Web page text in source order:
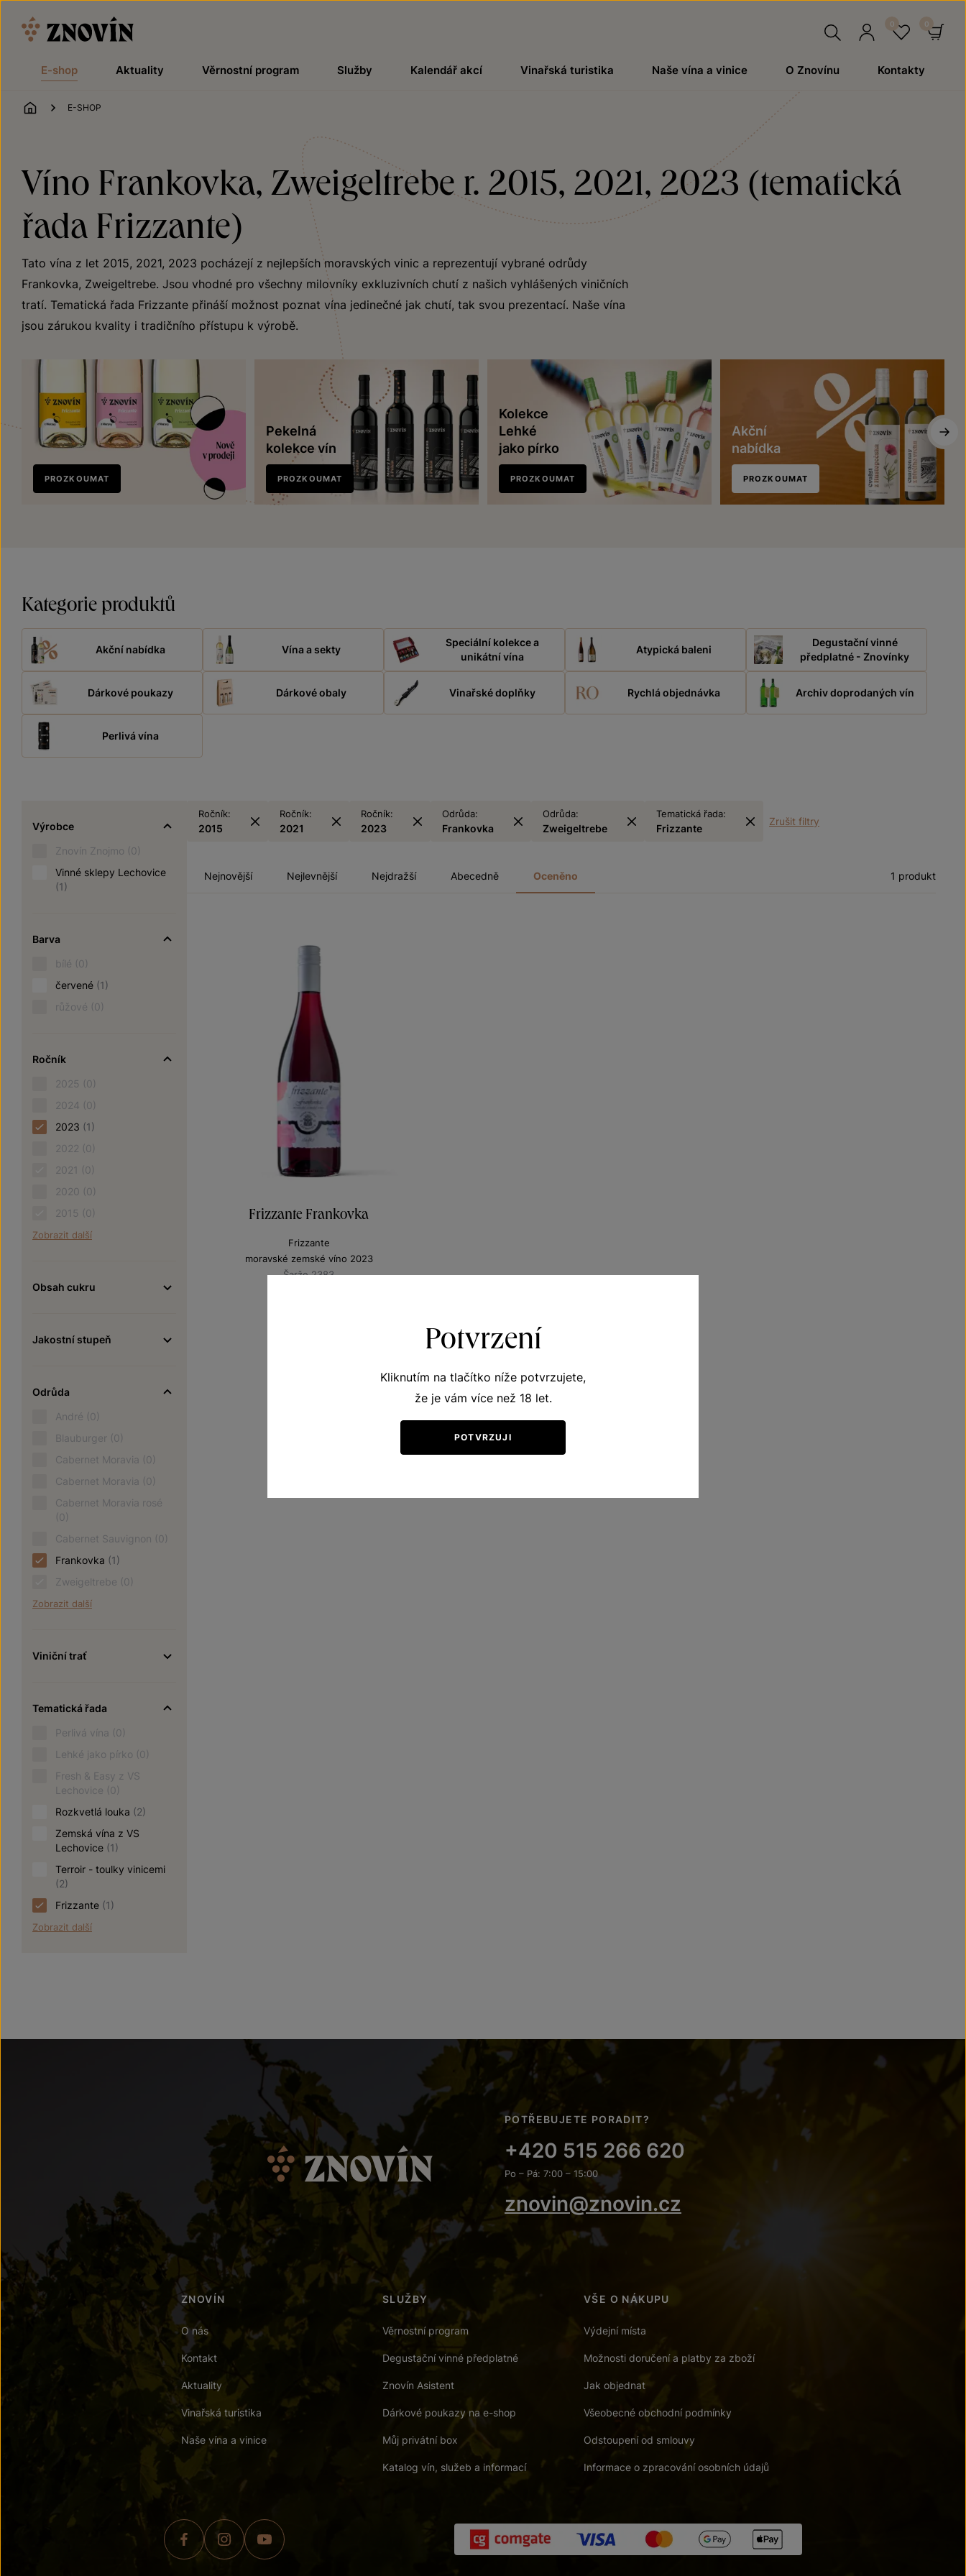
E-shop Aktuality Věrnostní program Služby Kalendář akcí Vinařská turistika Naše vína a vinice O Znovínu Kontakty
ÚVOD
E-SHOP
Víno Frankovka, Zweigeltrebe r. 2015, 2021, 2023 (tematická
řada Frizzante)
Tato vína z let 2015, 2021, 2023 pocházejí z nejlepších moravských vinic a reprezentují vybrané odrůdy
Frankovka, Zweigeltrebe. Jsou vhodné pro všechny milovníky exkluzivních chutí z našich vyhlášených viničních
tratí. Tematická řada Frizzante přináší možnost poznat vína jedinečné jak chutí, tak svou prezentací. Naše vína
jsou zárukou kvality i tradičního přístupu k výrobě.
Nově
v prodeji
PROZKOUMAT
Pekelná
kolekce vín
PROZKOUMAT
Kolekce
Lehké
jako pírko
PROZKOUMAT
Akční
nabídka
PROZKOUMAT
Kategorie produktů
Akční nabídka Vína a sekty
Speciální kolekce a
unikátní vína
Atypická baleni
Degustační vinné
předplatné - Znovínky
Dárkové poukazy Dárkové obaly Vinařské doplňky Rychlá objednávka Archiv doprodaných vín
Perlivá vína
Výrobce
Znovín Znojmo (0)
Vinné sklepy Lechovice
(1)
Barva
bílé (0)
červené (1)
růžové (0)
Ročník
2025 (0)
2024 (0)
2023 (1)
2022 (0)
2021 (0)
2020 (0)
2015 (0)
Zobrazit další
Obsah cukru
Jakostní stupeň
Odrůda
André (0)
Blauburger (0)
Cabernet Moravia (0)
Cabernet Moravia (0)
Cabernet Moravia rosé
(0)
Cabernet Sauvignon (0)
Frankovka (1)
Zweigeltrebe (0)
Zobrazit další
Viniční trať
Tematická řada
Perlivá vína (0)
Lehké jako pírko (0)
Fresh & Easy z VS
Lechovice (0)
Rozkvetlá louka (2)
Zemská vína z VS
Lechovice (1)
Terroir - toulky vinicemi
(2)
Frizzante (1)
Zobrazit další
Ročník:
2015
Ročník:
2021
Ročník:
2023
Odrůda:
Frankovka
Odrůda:
Zweigeltrebe
Tematická řada:
Frizzante
Zrušit filtry
Nejnovější Nejlevnější Nejdražší Abecedně Oceněno 1 produkt
Frizzante Frankovka
Frizzante
moravské zemské víno 2023
Šarže 2383
POTŘEBUJETE PORADIT?
+420 515 266 620
Po – Pá: 7:00 – 15:00
znovin@znovin.cz
ZNOVÍN
O nás
Kontakt
Aktuality
Vinařská turistika
Naše vína a vinice
SLUŽBY
Věrnostní program
Degustační vinné předplatné
Znovín Asistent
Dárkové poukazy na e-shop
Můj privátní box
Katalog vín, služeb a informací
VŠE O NÁKUPU
Výdejní místa
Možnosti doručení a platby za zboží
Jak objednat
Všeobecné obchodní podmínky
Odstoupení od smlouvy
Informace o zpracování osobních údajů
Potvrzení
Kliknutím na tlačítko níže potvrzujete,
že je vám více než 18 let.
POTVRZUJI